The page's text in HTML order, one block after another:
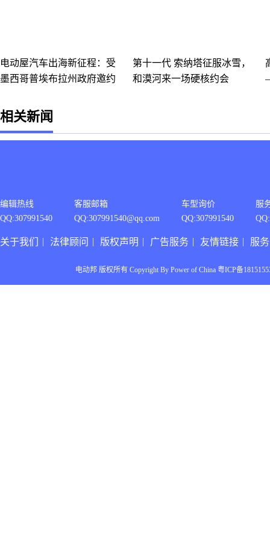
电动屋汽车出海新征程：受
墨西哥普埃布拉州政府邀约
第十一代 索纳塔征服冰雪，
和漠河来一场硬核约会
相关新闻
编辑热线
QQ:307991540
客服邮箱
QQ:307991540@qq.com
车型询价
QQ:307991540
服
关于我们 法律顾问 版权声明 广告服务 友情链接 服
电动邦 版权所有 Copyright By Power of China 粤ICP备